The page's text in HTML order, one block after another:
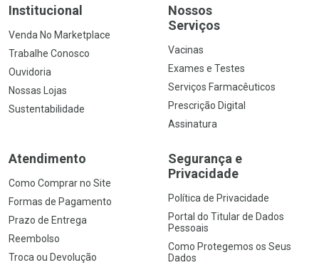
Institucional
Venda No Marketplace
Trabalhe Conosco
Ouvidoria
Nossas Lojas
Sustentabilidade
Nossos
Serviços
Vacinas
Exames e Testes
Serviços Farmacêuticos
Prescrição Digital
Assinatura
Atendimento
Como Comprar no Site
Formas de Pagamento
Prazo de Entrega
Reembolso
Troca ou Devolução
Segurança e
Privacidade
Política de Privacidade
Portal do Titular de Dados
Pessoais
Como Protegemos os Seus
Dados